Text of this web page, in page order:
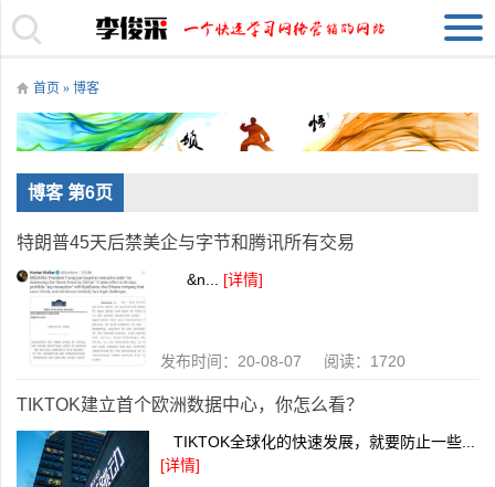
首页 » 博客
博客 第6页
特朗普45天后禁美企与字节和腾讯所有交易
&n... [详情]
发布时间：20-08-07 阅读：1720
TIKTOK建立首个欧洲数据中心，你怎么看？
TIKTOK全球化的快速发展，就要防止一些...
[详情]